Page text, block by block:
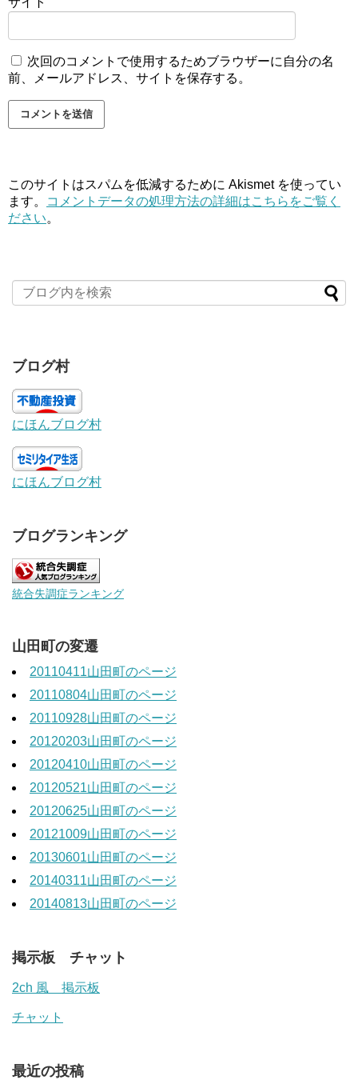
次回のコメントで使用するためブラウザーに自分の名
前、メールアドレス、サイトを保存する。
このサイトはスパムを低減するために Akismet を使ってい
ます。
コメントデータの処理方法の詳細はこちらをご覧く
ださい。
ブログ村
にほんブログ村
にほんブログ村
ブログランキング
統合失調症ランキング
山田町の変遷
20110411山田町のページ
20110804山田町のページ
20110928山田町のページ
20120203山田町のページ
20120410山田町のページ
20120521山田町のページ
20120625山田町のページ
20121009山田町のページ
20130601山田町のページ
20140311山田町のページ
20140813山田町のページ
掲示板 チャット
2ch 風 掲示板
チャット
最近の投稿